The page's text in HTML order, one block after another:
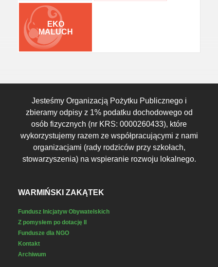
EKO
MALUCH
Jesteśmy Organizacją Pożytku Publicznego i
zbieramy odpisy z 1% podatku dochodowego od
osób fizycznych (nr KRS: 0000260433), które
wykorzystujemy razem ze współpracującymi z nami
organizacjami (rady rodziców przy szkołach,
stowarzyszenia) na wspieranie rozwoju lokalnego.
WARMIŃSKI ZAKĄTEK
Fundusz Inicjatyw Obywatelskich
Z pomysłem po dotację II
Fundusze dla NGO
Kontakt
Archiwum